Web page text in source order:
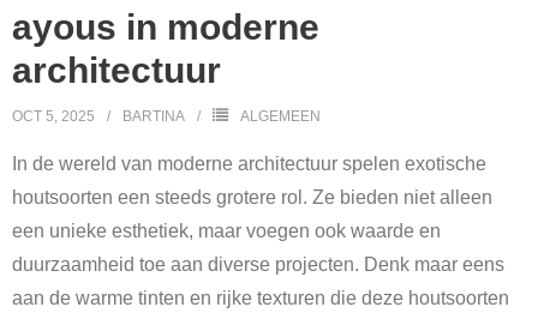
ayous in moderne
architectuur
OCT 5, 2025 BARTINA ALGEMEEN
In de wereld van moderne architectuur spelen exotische
houtsoorten een steeds grotere rol. Ze bieden niet alleen
een unieke esthetiek, maar voegen ook waarde en
duurzaamheid toe aan diverse projecten. Denk maar eens
aan de warme tinten en rijke texturen die deze houtsoorten